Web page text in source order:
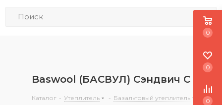
Baswool (БАСВУЛ) Сэндвич С
Каталог - Утеплитель - Базальтовый утеплитель
0
0
0